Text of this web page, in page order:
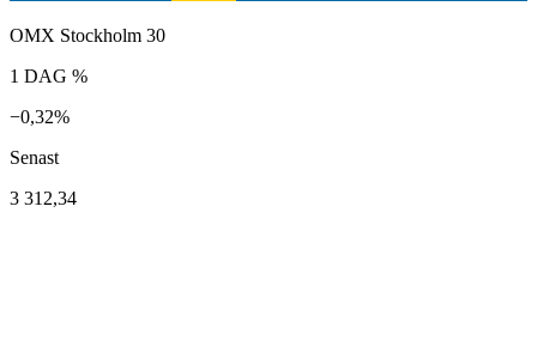
OMX Stockholm 30
1 DAG %
−0,32%
Senast
3 312,34